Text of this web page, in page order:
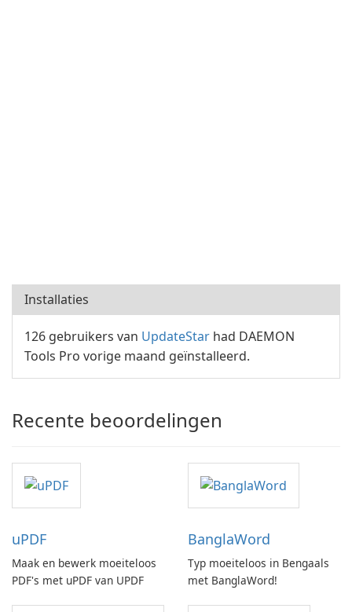
Installaties
126 gebruikers van UpdateStar had DAEMON
Tools Pro vorige maand geïnstalleerd.
Recente beoordelingen
uPDF
Maak en bewerk moeiteloos
PDF's met uPDF van UPDF
BanglaWord
Typ moeiteloos in Bengaals
met BanglaWord!